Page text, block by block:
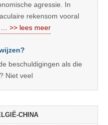
agressie. In
rekensom vooral
… >> lees meer
beschuldigingen als die
Niet veel
CHINA